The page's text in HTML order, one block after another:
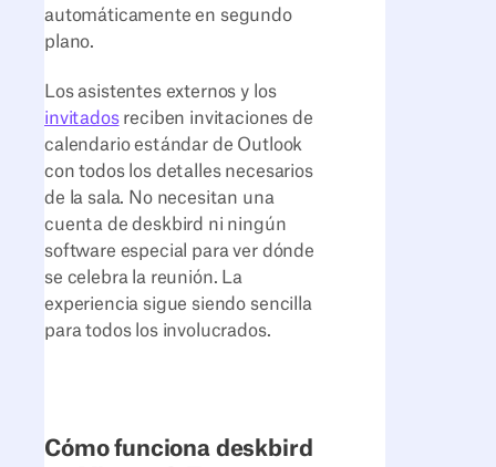
automáticamente en segundo
plano.
Los asistentes externos y los
invitadosreciben invitaciones de
calendario estándar de Outlook
con todos los detalles necesarios
de la sala. No necesitan una
cuenta de deskbird ni ningún
software especial para ver dónde
se celebra la reunión. La
experiencia sigue siendo sencilla
para todos los involucrados.
Cómo funciona deskbird